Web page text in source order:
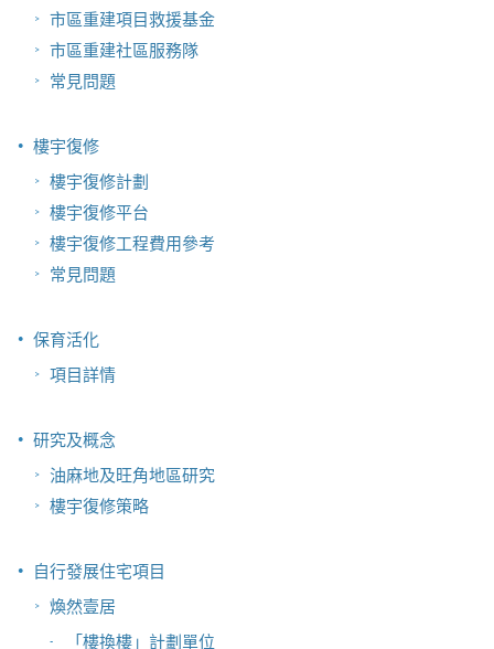
市區重建項目救援基金
市區重建社區服務隊
常見問題
樓宇復修
樓宇復修計劃
樓宇復修平台
樓宇復修工程費用參考
常見問題
保育活化
項目詳情
研究及概念
油麻地及旺角地區研究
樓宇復修策略
自行發展住宅項目
煥然壹居
「樓換樓」計劃單位